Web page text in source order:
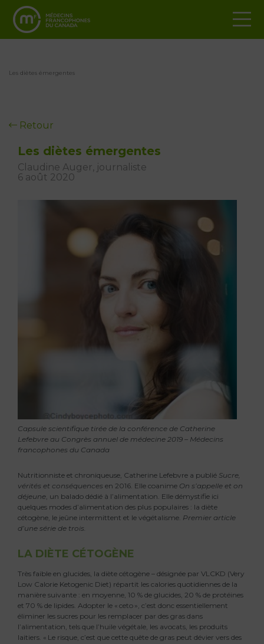
Les diètes émergentes
Retour
Les diètes émergentes
Claudine Auger, journaliste
6 août 2020
Capsule scientifique tirée de la conférence de Catherine
Lefebvre au Congrès annuel de médecine 2019 – Médecins
francophones du Canada
Nutritionniste et chroniqueuse, Catherine Lefebvre a publié Sucre,
vérités et conséquences en 2016. Elle coanime On s’appelle et on
déjeune, un balado dédié à l’alimentation. Elle démystifie ici
quelques modes d’alimentation des plus populaires : la diète
cétogène, le jeûne intermittent et le végétalisme. Premier article
d’une série de trois.
LA DIÈTE CÉTOGÈNE
Très faible en glucides, la diète cétogène – désignée par VLCKD (Very
Low Calorie Ketogenic Diet) répartit les calories quotidiennes de la
manière suivante : en moyenne, 10 % de glucides, 20 % de protéines
et 70 % de lipides. Adopter le « ceto », c’est donc essentiellement
éliminer les sucres pour les remplacer par des gras dans
l’alimentation, tels que l’huile végétale, les avocats, les produits
laitiers. « Le risque, c’est que cette quête de gras peut dévier vers des